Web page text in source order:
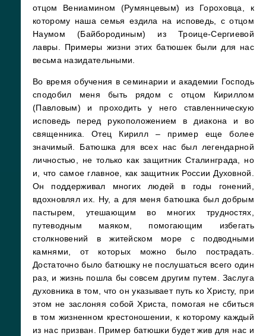
отцом Вениамином (Румянцевым) из Гороховца, к
которому наша семья ездила на исповедь, с отцом
Наумом (Байбородиным) из Троице-Сергиевой
лавры. Примеры жизни этих батюшек были для нас
весьма назидательными.
Во время обучения в семинарии и академии Господь
сподобил меня быть рядом с отцом Кириллом
(Павловым) и проходить у него ставленническую
исповедь перед рукоположением в диакона и во
священника. Отец Кирилл – пример еще более
значимый. Батюшка для всех нас был легендарной
личностью, не только как защитник Сталинграда, но
и, что самое главное, как защитник России Духовной.
Он поддерживал многих людей в годы гонений,
вдохновлял их. Ну, а для меня батюшка был добрым
пастырем, утешающим во многих трудностях,
путеводным маяком, помогающим избегать
столкновений в житейском море с подводными
камнями, от которых можно было пострадать.
Достаточно было батюшку не послушаться всего один
раз, и жизнь пошла бы совсем другим путем. Заслуга
духовника в том, что он указывает путь ко Христу, при
этом не заслоняя собой Христа, помогая не сбиться
в том жизненном крестоношении, к которому каждый
из нас призван. Пример батюшки будет жив для нас и